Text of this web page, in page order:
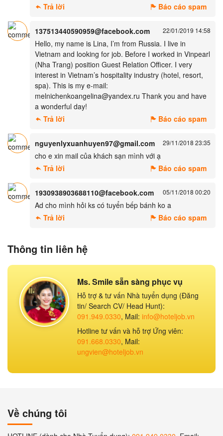
Trả lời
Báo cáo spam
137513440590959@facebook.com 22/01/2019 14:58
Hello, my name is Lina, I’m from Russia. I live in
Vietnam and looking for job. Before I worked in Vinpearl
(Nha Trang) position Guest Relation Officer. I very
interest in Vietnam’s hospitality industry (hotel, resort,
spa). This is my e-mail:
melnichenkoangelina@yandex.ru Thank you and have
a wonderful day!
Trả lời
Báo cáo spam
nguyenlyxuanhuyen97@gmail.com 29/11/2018 23:35
cho e xin mail của khách sạn mình với ạ
Trả lời
Báo cáo spam
1930938903688110@facebook.com 05/11/2018 00:20
Ad cho mình hỏi ks có tuyển bếp bánh ko a
Trả lời
Báo cáo spam
Thông tin liên hệ
Ms. Smile sẵn sàng phục vụ
Hỗ trợ & tư vấn Nhà tuyển dụng (Đăng
tin/ Search CV/ Head Hunt):
091.949.0330, Mail: info@hoteljob.vn
Hotline tư vấn và hỗ trợ Ứng viên:
091.668.0330, Mail:
ungvien@hoteljob.vn
Về chúng tôi